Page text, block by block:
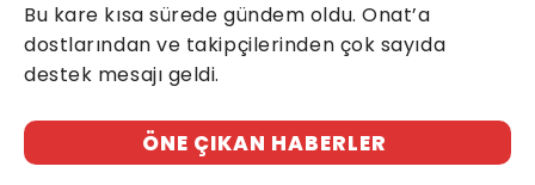
Bu kare kısa sürede gündem oldu. Onat’a
dostlarından ve takipçilerinden çok sayıda
destek mesajı geldi.
ÖNE ÇIKAN HABERLER